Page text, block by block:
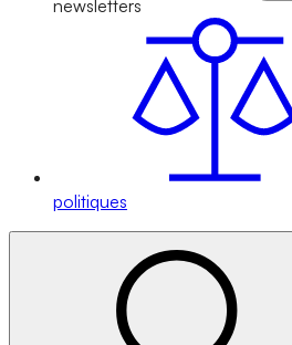
newsletters
politiques